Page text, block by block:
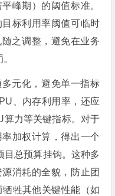
峰期）的阈值标准。
标利用率阈值可临时
之调整，避免在业务
元化，避免单一指标
、内存利用率，还应
算力等关键指标。对于
加权计算，得出一个
目总预算挂钩。这种多
消耗的全貌，防止团
牲其他关键性能（如